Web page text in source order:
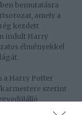
bemutatásra
amely a
kezdett
indult Harry
élményekkel
a Harry Potter
szerint
rajongónak